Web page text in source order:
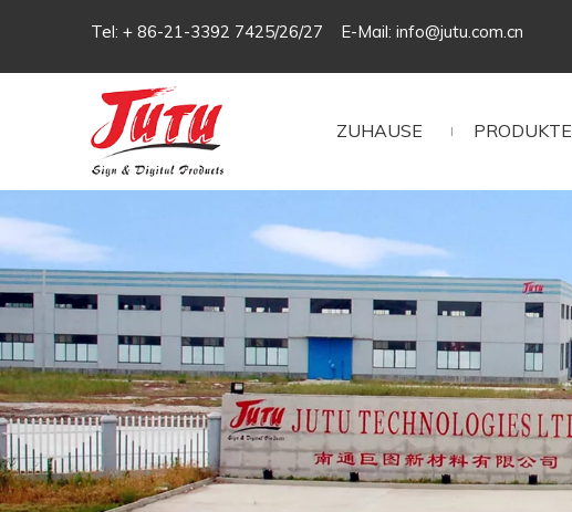
Tel: + 86-21-3392 7425/26/27 E-Mail: info@jutu.com.cn
ZUHAUSE PRODUKTE